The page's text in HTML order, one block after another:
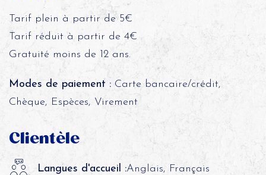
Tarif plein à partir de 5€
Tarif réduit à partir de 4€
Gratuité moins de 12 ans.
Modes de paiement :Carte bancaire/crédit,
Chèque, Espèces, Virement
Clientèle
Langues d'accueil :Anglais, Français